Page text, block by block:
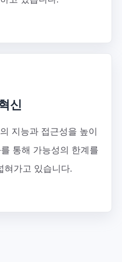
신
지능과 접근성을 높이
통해 가능성의 한계를
혀가고 있습니다.